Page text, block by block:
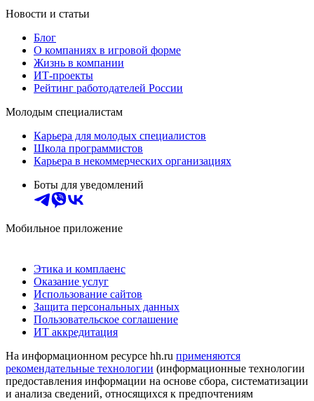
Новости и статьи
Блог
О компаниях в игровой форме
Жизнь в компании
ИТ-проекты
Рейтинг работодателей России
Молодым специалистам
Карьера для молодых специалистов
Школа программистов
Карьера в некоммерческих организациях
Боты для уведомлений
Мобильное приложение
Этика и комплаенс
Оказание услуг
Использование сайтов
Защита персональных данных
Пользовательское соглашение
ИТ аккредитация
На информационном ресурсе hh.ru применяются
рекомендательные технологии (информационные технологии
предоставления информации на основе сбора, систематизации
и анализа сведений, относящихся к предпочтениям